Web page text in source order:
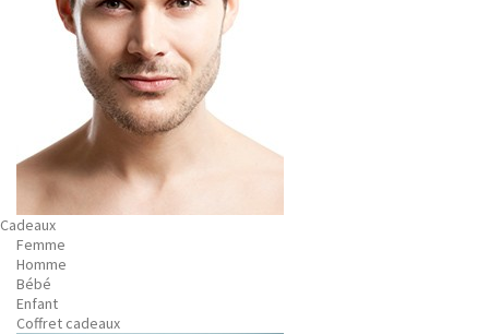
Cadeaux
Femme
Homme
Bébé
Enfant
Coffret cadeaux